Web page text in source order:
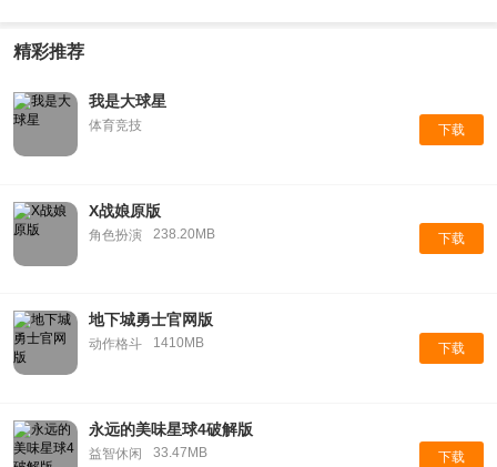
精彩推荐
我是大球星
体育竞技 下载
X战娘原版
角色扮演 238.20MB 下载
地下城勇士官网版
动作格斗 1410MB 下载
永远的美味星球4破解版
益智休闲 33.47MB 下载